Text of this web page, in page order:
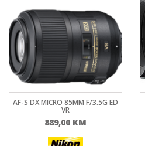
AF-S DX MICRO 85MM F/3.5G ED
VR
889,00 KM